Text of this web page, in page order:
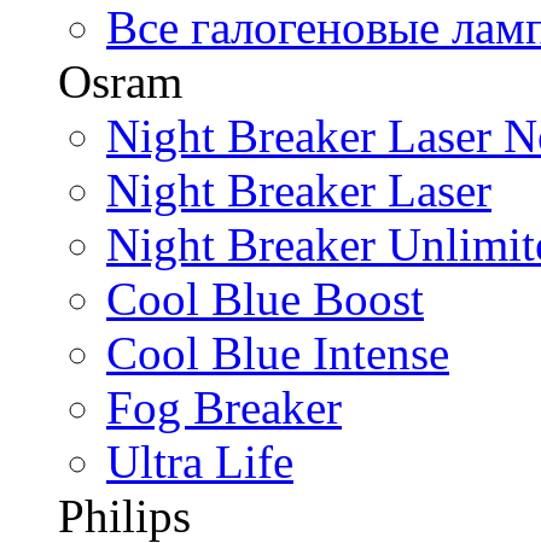
Все галогеновые
Osram
Night Breaker Laser
Night Breaker Laser
Night Breaker
Cool Blue Boost
Cool Blue Intense
Fog Breaker
Ultra Life
Philips